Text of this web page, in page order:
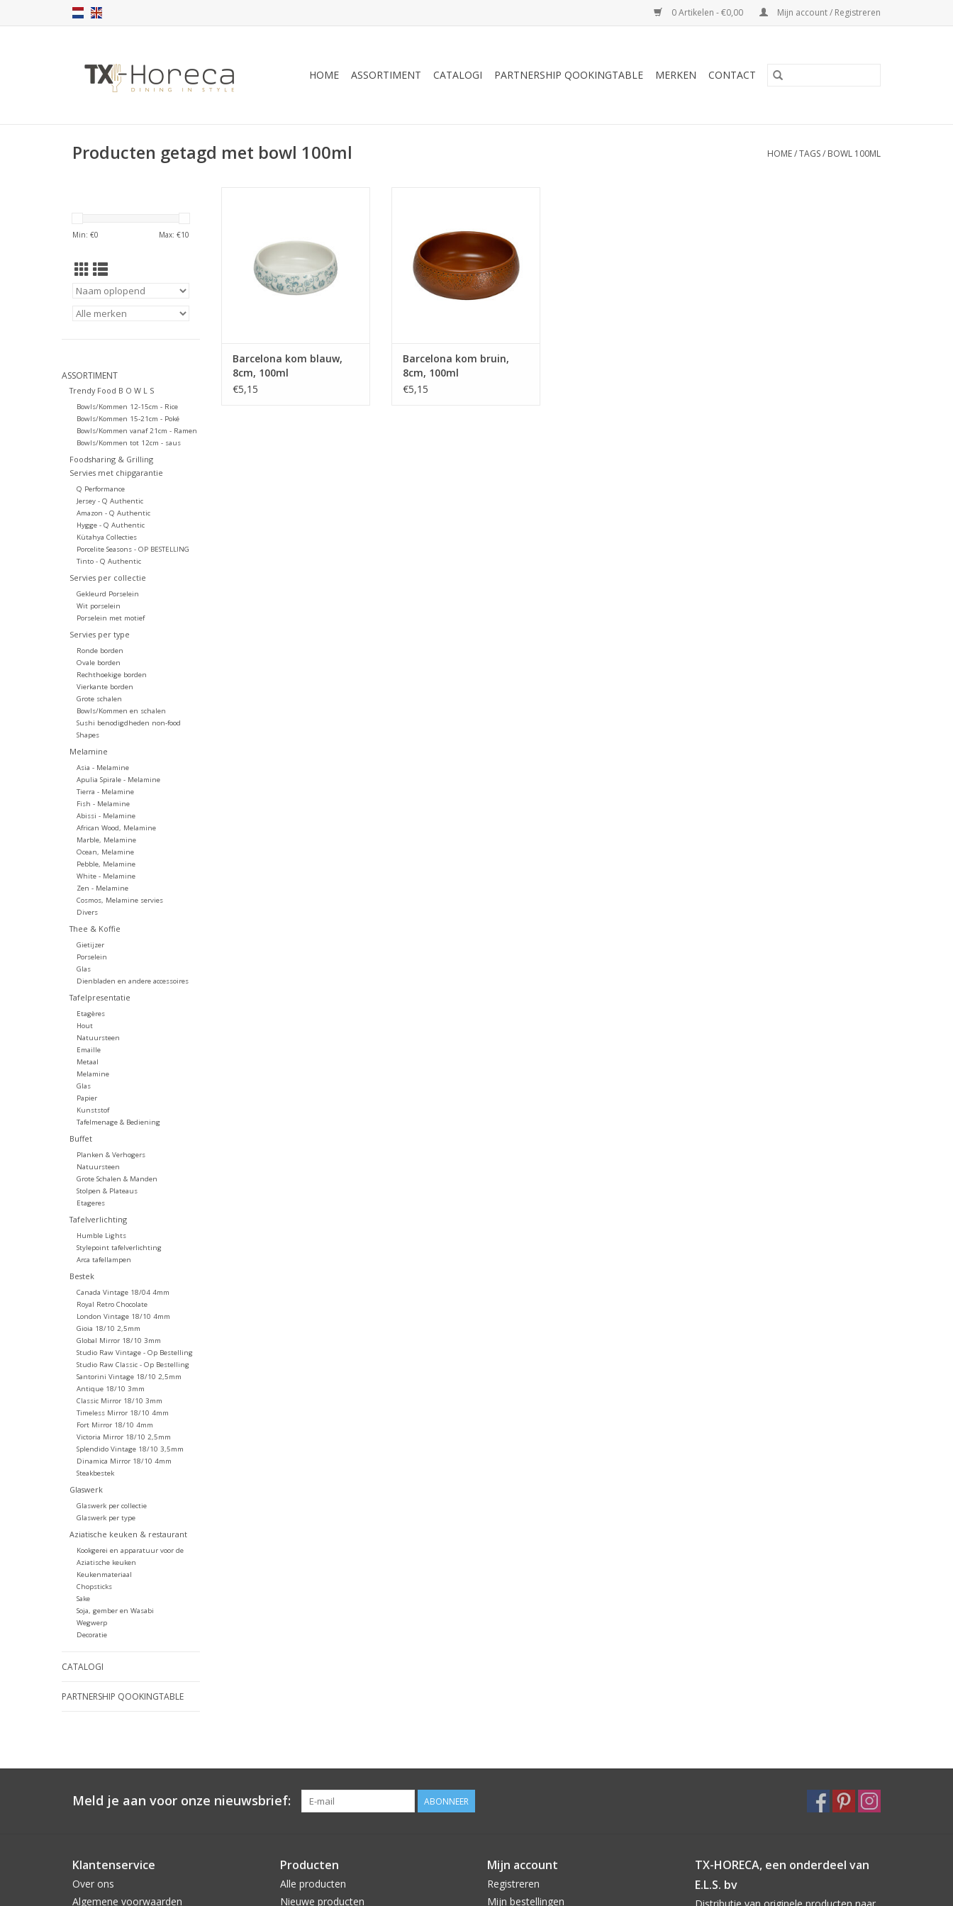
0 Artikelen - €0,00 Mijn account / Registreren
HOME ASSORTIMENT CATALOGI PARTNERSHIP QOOKINGTABLE MERKEN CONTACT
Producten getagd met bowl 100ml HOME/TAGS/ BOWL 100ML
Min: €0 Max: €10
ASSORTIMENT
Trendy Food B O W L S
Bowls/Kommen 12-15cm - Rice
Bowls/Kommen 15-21cm - Poké
Bowls/Kommen vanaf 21cm - Ramen
Bowls/Kommen tot 12cm - saus
Foodsharing & Grilling
Servies met chipgarantie
Q Performance
Jersey - Q Authentic
Amazon - Q Authentic
Hygge - Q Authentic
Kütahya Collecties
Porcelite Seasons - OP BESTELLING
Tinto - Q Authentic
Servies per collectie
Gekleurd Porselein
Wit porselein
Porselein met motief
Servies per type
Ronde borden
Ovale borden
Rechthoekige borden
Vierkante borden
Grote schalen
Bowls/Kommen en schalen
Sushi benodigdheden non-food
Shapes
Melamine
Asia - Melamine
Apulia Spirale - Melamine
Tierra - Melamine
Fish - Melamine
Abissi - Melamine
African Wood, Melamine
Marble, Melamine
Ocean, Melamine
Pebble, Melamine
White - Melamine
Zen - Melamine
Cosmos, Melamine servies
Divers
Thee & Koffie
Gietijzer
Porselein
Glas
Dienbladen en andere accessoires
Tafelpresentatie
Etagères
Hout
Natuursteen
Emaille
Metaal
Melamine
Glas
Papier
Kunststof
Tafelmenage & Bediening
Buffet
Planken & Verhogers
Natuursteen
Grote Schalen & Manden
Stolpen & Plateaus
Etageres
Tafelverlichting
Humble Lights
Stylepoint tafelverlichting
Arca tafellampen
Bestek
Canada Vintage 18/04 4mm
Royal Retro Chocolate
London Vintage 18/10 4mm
Gioia 18/10 2,5mm
Global Mirror 18/10 3mm
Studio Raw Vintage - Op Bestelling
Studio Raw Classic - Op Bestelling
Santorini Vintage 18/10 2,5mm
Antique 18/10 3mm
Classic Mirror 18/10 3mm
Timeless Mirror 18/10 4mm
Fort Mirror 18/10 4mm
Victoria Mirror 18/10 2,5mm
Splendido Vintage 18/10 3,5mm
Dinamica Mirror 18/10 4mm
Steakbestek
Glaswerk
Glaswerk per collectie
Glaswerk per type
Aziatische keuken & restaurant
Kookgerei en apparatuur voor de
Aziatische keuken
Keukenmateriaal
Chopsticks
Sake
Soja, gember en Wasabi
Wegwerp
Decoratie
CATALOGI
PARTNERSHIP QOOKINGTABLE
Barcelona kom blauw,
8cm, 100ml
€5,15
Barcelona kom bruin,
8cm, 100ml
€5,15
Meld je aan voor onze nieuwsbrief: ABONNEER
Klantenservice
Over ons
Algemene voorwaarden
Producten
Alle producten
Nieuwe producten
Mijn account
Registreren
Mijn bestellingen
TX-HORECA, een onderdeel van
E.L.S. bv